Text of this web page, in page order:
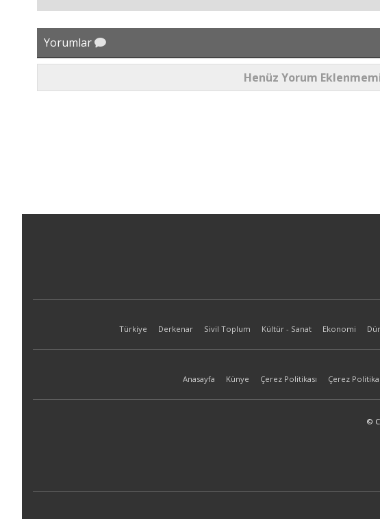
Yorumlar
Henüz Yorum
Türkiye Derkenar Sivil Toplum Kültür - Sanat Ekonomi
Anasayfa Künye Çerez Politikası Çerez
©